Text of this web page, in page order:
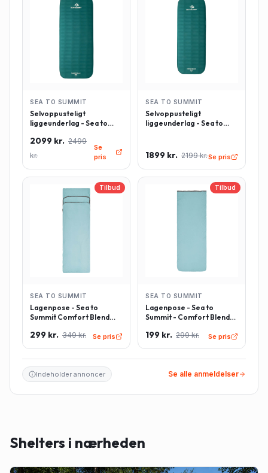
SEA TO SUMMIT
Selvoppusteligt
liggeunderlag - Sea to
Rektangulær - Large -
Grøn
2099 kr. 2499
kr.
Se
pris
SEA TO SUMMIT
Selvoppusteligt
liggeunderlag - Sea to
Grøn
1899 kr. 2199 kr.Se pris
Tilbud
SEA TO SUMMIT
Lagenpose - Sea to
Summit Comfort Blend
pudeindlæg -
299 kr. 349 kr. Se pris
Tilbud
SEA TO SUMMIT
Lagenpose - Sea to
Summit - Comfort Blend
Rektangulær - Lyseblå
199 kr. 299 kr. Se pris
Indeholder annoncer Se alle anmeldelser
Shelters i nærheden